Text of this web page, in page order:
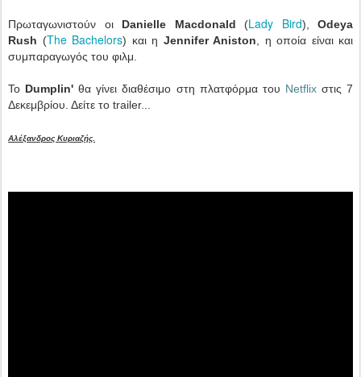
Πρωταγωνιστούν οι Danielle Macdonald (Lady Bird), Odeya
Rush (The Bachelors) και η Jennifer Aniston , η οποία είναι και
συμπαραγωγός του φιλμ.
Το Dumplin' θα γίνει διαθέσιμο στη πλατφόρμα του Netflix στις 7
Δεκεμβρίου. Δείτε το trailer...
Αλέξανδρος Κυριαζής.